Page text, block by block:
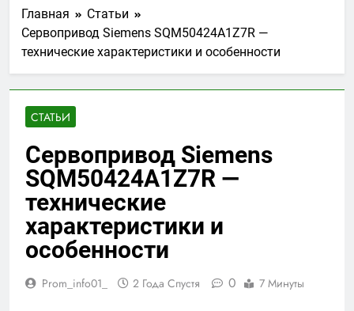
Главная
Статьи
Сервопривод Siemens SQM50424A1Z7R —
технические характеристики и особенности
СТАТЬИ
Сервопривод Siemens
SQM50424A1Z7R —
технические
характеристики и
особенности
Prom_info01_ 2 Года Спустя 0 7 Минуты